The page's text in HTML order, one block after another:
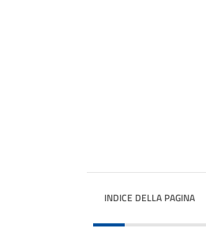
INDICE DELLA PAGINA